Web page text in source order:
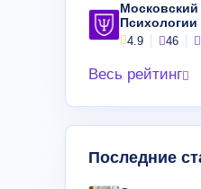
Московский
Психологии
4.9 46
Весь рейтинг
Последние